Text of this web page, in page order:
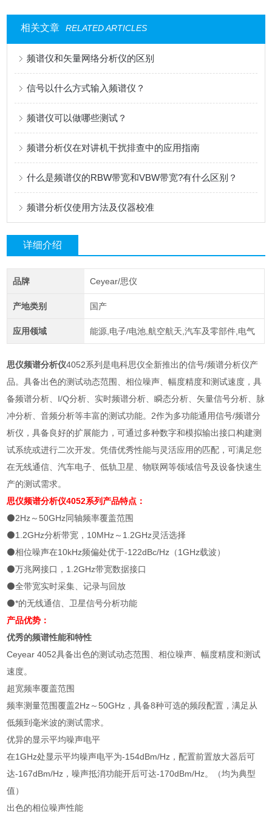
相关文章 RELATED ARTICLES
频谱仪和矢量网络分析仪的区别
信号以什么方式输入频谱仪？
频谱仪可以做哪些测试？
频谱分析仪在对讲机干扰排查中的应用指南
什么是频谱仪的RBW带宽和VBW带宽?有什么区别？
频谱分析仪使用方法及仪器校准
详细介绍
品牌 Ceyear/思仪
产地类别 国产
应用领域 能源,电子/电池,航空航天,汽车及零部件,电气
思仪频谱分析仪4052系列是电科思仪全新推出的信号/频谱分析仪产
品。具备出色的测试动态范围、相位噪声、幅度精度和测试速度，具
备频谱分析、I/Q分析、实时频谱分析、瞬态分析、矢量信号分析、脉
冲分析、音频分析等丰富的测试功能。2作为多功能通用信号/频谱分
析仪，具备良好的扩展能力，可通过多种数字和模拟输出接口构建测
试系统或进行二次开发。凭借优秀性能与灵活应用的匹配，可满足您
在无线通信、汽车电子、低轨卫星、物联网等领域信号及设备快速生
产的测试需求。
思仪频谱分析仪4052系列 产品特点：
⚫2Hz～50GHz同轴频率覆盖范围
⚫1.2GHz分析带宽，10MHz～1.2GHz灵活选择
⚫相位噪声在10kHz频偏处优于-122dBc/Hz（1GHz载波）
⚫万兆网接口，1.2GHz带宽数据接口
⚫全带宽实时采集、记录与回放
⚫*的无线通信、卫星信号分析功能
产品优势：
优秀的频谱性能和特性
Ceyear 4052具备出色的测试动态范围、相位噪声、幅度精度和测试
速度。
超宽频率覆盖范围
频率测量范围覆盖2Hz～50GHz，具备8种可选的频段配置，满足从
低频到毫米波的测试需求。
优异的显示平均噪声电平
在1GHz处显示平均噪声电平为-154dBm/Hz，配置前置放大器后可
达-167dBm/Hz，噪声抵消功能开后可达-170dBm/Hz。（均为典型
值）
出色的相位噪声性能